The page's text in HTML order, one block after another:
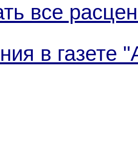
все
в газете